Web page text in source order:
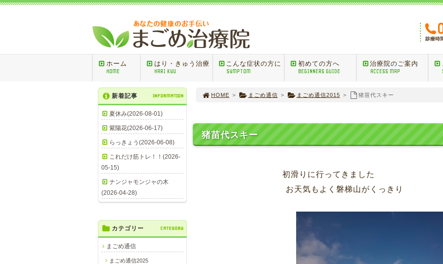
ホーム
HOME
はり・きゅう治療
HARI KYU
こんな症状の方に
SYMPTOM
初めての方へ
BEGINNERS GUIDE
治療院のご案内
ACCESS MAP
HOME > まごめ通信 > まごめ通信2015 > 猪苗代スキー
猪苗代スキー
初滑りに行ってきました
お天気もよく磐梯山がくっきり
新着記事 INFORMATION
夏休み(2026-08-01)
紫陽花(2026-06-17)
らっきょう(2026-06-08)
これだけ筋トレ！！(2026-
05-15)
ナンジャモンジャの木
(2026-04-28)
カテゴリー CATEGORY
まごめ通信
まごめ通信2025